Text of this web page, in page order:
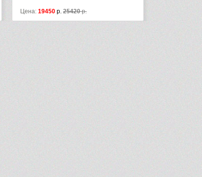
Цена: 28815 р. 42330